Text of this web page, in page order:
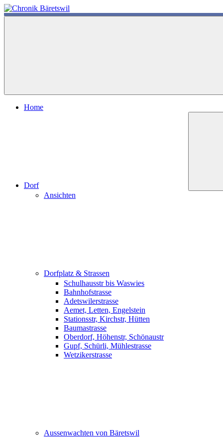
Zum
Inhalt
Home
Dorf
Ansichten
Dorfplatz & Strassen
Schulhausstr bis Waswies
Bahnhofstrasse
Adetswilerstrasse
Aemet, Letten, Engelstein
Stationsstr, Kirchstr, Hütten
Baumastrasse
Oberdorf, Höhenstr, Schönaustr
Gupf, Schürli, Mühlestrasse
Wetzikerstrasse
Aussenwachten von Bäretswil